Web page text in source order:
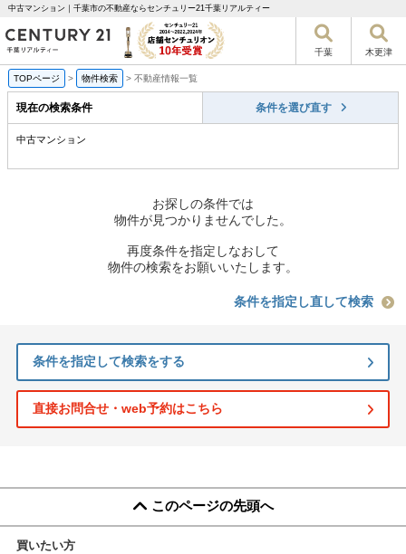
中古マンション｜千葉市の不動産ならセンチュリー21千葉リアルティー
千葉 木更津
TOPページ > 物件検索 > 不動産情報一覧
現在の検索条件 条件を選び直す
中古マンション
お探しの条件では
物件が見つかりませんでした。
再度条件を指定しなおして
物件の検索をお願いいたします。
条件を指定し直して検索
条件を指定して検索をする
直接お問合せ・web予約はこちら
このページの先頭へ
買いたい方